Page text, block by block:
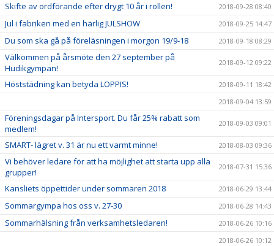
Skifte av ordförande efter drygt 10 år i rollen! 2018-09-28 08:40
Jul i fabriken med en härlig JULSHOW 2018-09-25 14:47
Du som ska gå på föreläsningen i morgon 19/9-18 2018-09-18 08:29
Välkommen på årsmöte den 27 september på
Hudikgympan!
2018-09-12 09:22
Höststädning kan betyda LOPPIS!
2018-09-11 18:42
2018-09-04 13:59
Föreningsdagar på Intersport. Du får 25% rabatt som
medlem!
2018-09-03 09:01
SMART- lägret v. 31 är nu ett varmt minne! 2018-08-03 09:36
Vi behöver ledare för att ha möjlighet att starta upp alla
grupper!
2018-07-31 15:36
Kansliets öppettider under sommaren 2018 2018-06-29 13:44
Sommargympa hos oss v. 27-30 2018-06-28 14:43
Sommarhälsning från verksamhetsledaren!
2018-06-26 10:16
2018-06-26 10:12